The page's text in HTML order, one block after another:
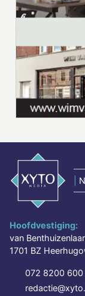
Hoofdvestiging:
van
1701 BZ
072 8200 600